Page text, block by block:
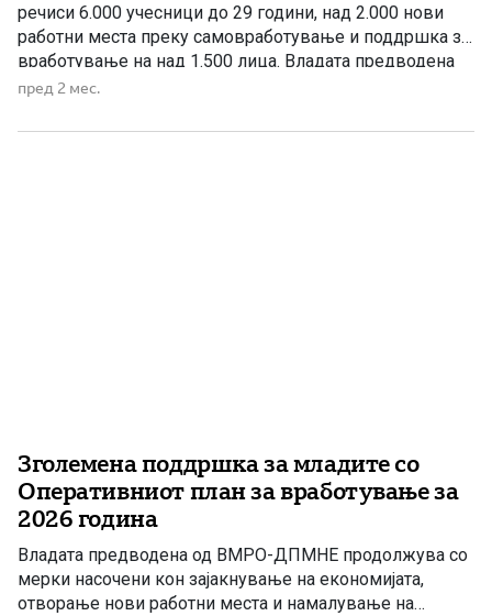
речиси 6.000 учесници до 29 години, над 2.000 нови
работни места преку самовработување и поддршка за
вработување на над 1.500 лица. Владата предводена
од ВМРО-ДПМНЕ активно работи на справување со
програми насочени кон отворање нови работни места,
пред 2 мес.
Зголемена поддршка за младите со
Оперативниот план за вработување за
2026 година
Владата предводена од ВМРО-ДПМНЕ продолжува со
мерки насочени кон зајакнување на економијата,
отворање нови работни места и намалување на